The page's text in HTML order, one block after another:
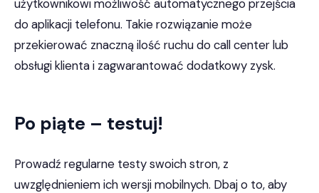
użytkownikowi możliwość automatycznego przejścia
do aplikacji telefonu. Takie rozwiązanie może
przekierować znaczną ilość ruchu do call center lub
obsługi klienta i zagwarantować dodatkowy zysk.
Po piąte – testuj!
Prowadź regularne testy swoich stron, z
uwzględnieniem ich wersji mobilnych. Dbaj o to, aby